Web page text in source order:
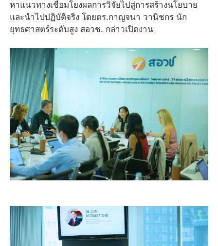
หาแนวทางเชื่อมโยงผลการวิจัยไปสู่การสร้างนโยบาย
และนำไปปฏิบัติจริง โดยดร.กาญจนา วานิชกร นัก
ยุทธศาสตร์ระดับสูง สอวช. กล่าวเปิดงาน